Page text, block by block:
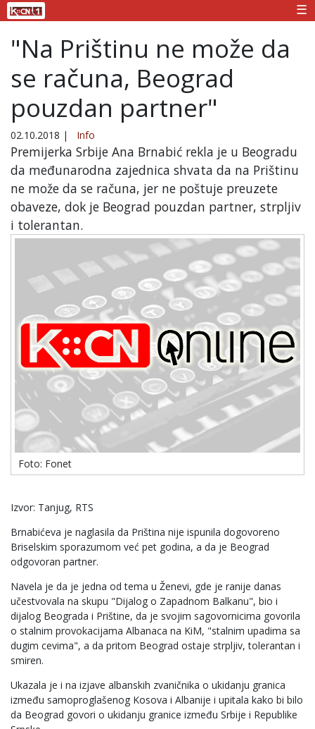
☰
"Na Prištinu ne može da
se računa, Beograd
pouzdan partner"
02.10.2018 | Info
Premijerka Srbije Ana Brnabić rekla je u Beogradu
da međunarodna zajednica shvata da na Prištinu
ne može da se računa, jer ne poštuje preuzete
obaveze, dok je Beograd pouzdan partner, strpljiv
i tolerantan.
Foto: Fonet
Izvor: Tanjug, RTS
Brnabićeva je naglasila da Priština nije ispunila dogovoreno
Briselskim sporazumom već pet godina, a da je Beograd
odgovoran partner.
Navela je da je jedna od tema u Ženevi, gde je ranije danas
učestvovala na skupu "Dijalog o Zapadnom Balkanu", bio i
dijalog Beograda i Prištine, da je svojim sagovornicima govorila
o stalnim provokacijama Albanaca na KiM, "stalnim upadima sa
dugim cevima", a da pritom Beograd ostaje strpljiv, tolerantan i
smiren.
Ukazala je i na izjave albanskih zvaničnika o ukidanju granica
između samoproglašenog Kosova i Albanije i upitala kako bi bilo
da Beograd govori o ukidanju granice između Srbije i Republike